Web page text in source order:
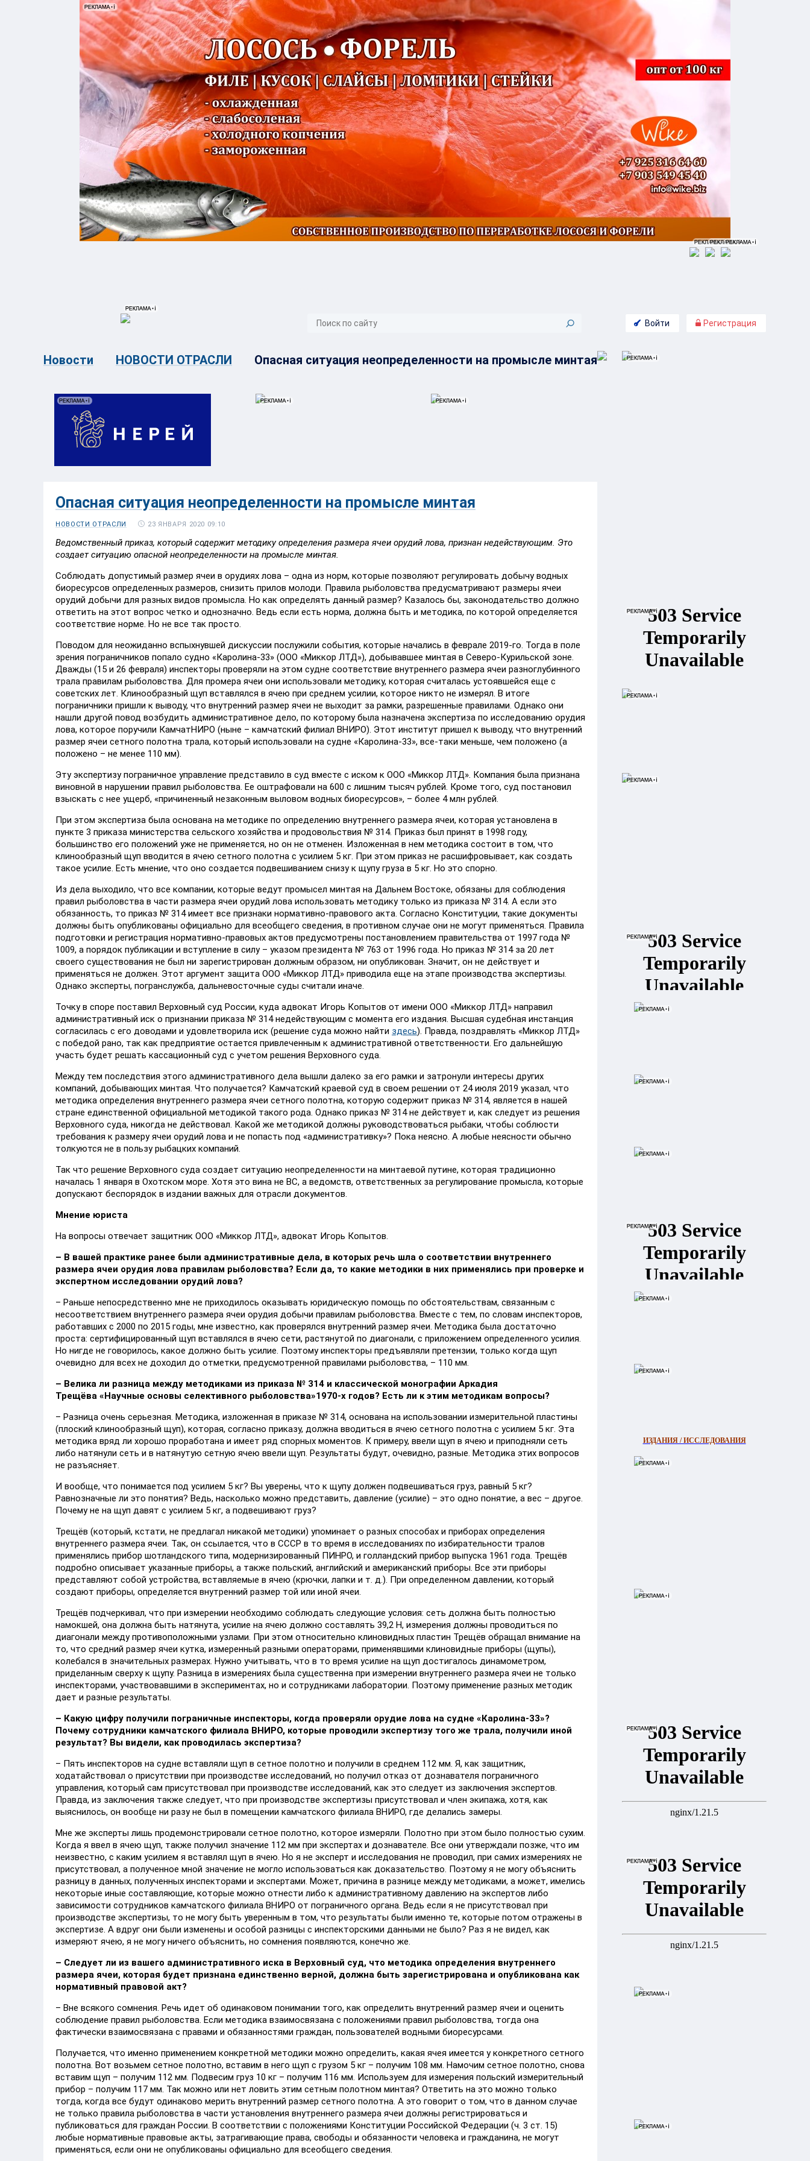
Войти Регистрация
Новости НОВОСТИ ОТРАСЛИ Опасная ситуация неопределенности на промысле минтая
Опасная ситуация неопределенности на промысле минтая
НОВОСТИ ОТРАСЛИ 23 ЯНВАРЯ 2020 09:10
Ведомственный приказ, который содержит методику определения размера ячеи орудий лова, признан недействующим. Это
создает ситуацию опасной неопределенности на промысле минтая.
Соблюдать допустимый размер ячеи в орудиях лова – одна из норм, которые позволяют регулировать добычу водных
биоресурсов определенных размеров, снизить прилов молоди. Правила рыболовства предусматривают размеры ячеи
орудий добычи для разных видов промысла. Но как определять данный размер? Казалось бы, законодательство должно
ответить на этот вопрос четко и однозначно. Ведь если есть норма, должна быть и методика, по которой определяется
соответствие норме. Но не все так просто.
Поводом для неожиданно вспыхнувшей дискуссии послужили события, которые начались в феврале 2019-го. Тогда в поле
зрения пограничников попало судно «Каролина-33» (ООО «Миккор ЛТД»), добывавшее минтая в Северо-Курильской зоне.
Дважды (15 и 26 февраля) инспекторы проверяли на этом судне соответствие внутреннего размера ячеи разноглубинного
трала правилам рыболовства. Для промера ячеи они использовали методику, которая считалась устоявшейся еще с
советских лет. Клинообразный щуп вставлялся в ячею при среднем усилии, которое никто не измерял. В итоге
пограничники пришли к выводу, что внутренний размер ячеи не выходит за рамки, разрешенные правилами. Однако они
нашли другой повод возбудить административное дело, по которому была назначена экспертиза по исследованию орудия
лова, которое поручили КамчатНИРО (ныне – камчатский филиал ВНИРО). Этот институт пришел к выводу, что внутренний
размер ячеи сетного полотна трала, который использовали на судне «Каролина-33», все-таки меньше, чем положено (а
положено – не менее 110 мм).
Эту экспертизу пограничное управление представило в суд вместе с иском к ООО «Миккор ЛТД». Компания была признана
виновной в нарушении правил рыболовства. Ее оштрафовали на 600 с лишним тысяч рублей. Кроме того, суд постановил
взыскать с нее ущерб, «причиненный незаконным выловом водных биоресурсов», – более 4 млн рублей.
При этом экспертиза была основана на методике по определению внутреннего размера ячеи, которая установлена в
пункте 3 приказа министерства сельского хозяйства и продовольствия № 314. Приказ был принят в 1998 году,
большинство его положений уже не применяется, но он не отменен. Изложенная в нем методика состоит в том, что
клинообразный щуп вводится в ячею сетного полотна с усилием 5 кг. При этом приказ не расшифровывает, как создать
такое усилие. Есть мнение, что оно создается подвешиванием снизу к щупу груза в 5 кг. Но это спорно.
Из дела выходило, что все компании, которые ведут промысел минтая на Дальнем Востоке, обязаны для соблюдения
правил рыболовства в части размера ячеи орудий лова использовать методику только из приказа № 314. А если это
обязанность, то приказ № 314 имеет все признаки нормативно-правового акта. Согласно Конституции, такие документы
должны быть опубликованы официально для всеобщего сведения, в противном случае они не могут применяться. Правила
подготовки и регистрация нормативно-правовых актов предусмотрены постановлением правительства от 1997 года №
1009, а порядок публикации и вступление в силу – указом президента № 763 от 1996 года. Но приказ № 314 за 20 лет
своего существования не был ни зарегистрирован должным образом, ни опубликован. Значит, он не действует и
применяться не должен. Этот аргумент защита ООО «Миккор ЛТД» приводила еще на этапе производства экспертизы.
Однако эксперты, погранслужба, дальневосточные суды считали иначе.
Точку в споре поставил Верховный суд России, куда адвокат Игорь Копытов от имени ООО «Миккор ЛТД» направил
административный иск о признании приказа № 314 недействующим с момента его издания. Высшая судебная инстанция
согласилась с его доводами и удовлетворила иск (решение суда можно найти здесь). Правда, поздравлять «Миккор ЛТД»
с победой рано, так как предприятие остается привлеченным к административной ответственности. Его дальнейшую
участь будет решать кассационный суд с учетом решения Верховного суда.
Между тем последствия этого административного дела вышли далеко за его рамки и затронули интересы других
компаний, добывающих минтая. Что получается? Камчатский краевой суд в своем решении от 24 июля 2019 указал, что
методика определения внутреннего размера ячеи сетного полотна, которую содержит приказ № 314, является в нашей
стране единственной официальной методикой такого рода. Однако приказ № 314 не действует и, как следует из решения
Верховного суда, никогда не действовал. Какой же методикой должны руководствоваться рыбаки, чтобы соблюсти
требования к размеру ячеи орудий лова и не попасть под «административку»? Пока неясно. А любые неясности обычно
толкуются не в пользу рыбацких компаний.
Так что решение Верховного суда создает ситуацию неопределенности на минтаевой путине, которая традиционно
началась 1 января в Охотском море. Хотя это вина не ВС, а ведомств, ответственных за регулирование промысла, которые
допускают беспорядок в издании важных для отрасли документов.
Мнение юриста
На вопросы отвечает защитник ООО «Миккор ЛТД», адвокат Игорь Копытов.
– В вашей практике ранее были административные дела, в которых речь шла о соответствии внутреннего
размера ячеи орудия лова правилам рыболовства? Если да, то какие методики в них применялись при проверке и
экспертном исследовании орудий лова?
– Раньше непосредственно мне не приходилось оказывать юридическую помощь по обстоятельствам, связанным с
несоответствием внутреннего размера ячеи орудия добычи правилам рыболовства. Вместе с тем, по словам инспекторов,
работавших с 2000 по 2015 годы, мне известно, как проверялся внутренний размер ячеи. Методика была достаточно
проста: сертифицированный щуп вставлялся в ячею сети, растянутой по диагонали, с приложением определенного усилия.
Но нигде не говорилось, какое должно быть усилие. Поэтому инспекторы предъявляли претензии, только когда щуп
очевидно для всех не доходил до отметки, предусмотренной правилами рыболовства, – 110 мм.
– Велика ли разница между методиками из приказа № 314 и классической монографии Аркадия
Трещёва «Научные основы селективного рыболовства»1970-х годов? Есть ли к этим методикам вопросы?
– Разница очень серьезная. Методика, изложенная в приказе № 314, основана на использовании измерительной пластины
(плоский клинообразный щуп), которая, согласно приказу, должна вводиться в ячею сетного полотна с усилием 5 кг. Эта
методика вряд ли хорошо проработана и имеет ряд спорных моментов. К примеру, ввели щуп в ячею и приподняли сеть
либо натянули сеть и в натянутую сетную ячею ввели щуп. Результаты будут, очевидно, разные. Методика этих вопросов
не разъясняет.
И вообще, что понимается под усилием 5 кг? Вы уверены, что к щупу должен подвешиваться груз, равный 5 кг?
Равнозначные ли это понятия? Ведь, насколько можно представить, давление (усилие) – это одно понятие, а вес – другое.
Почему не на щуп давят с усилием 5 кг, а подвешивают груз?
Трещёв (который, кстати, не предлагал никакой методики) упоминает о разных способах и приборах определения
внутреннего размера ячеи. Так, он ссылается, что в СССР в то время в исследованиях по избирательности тралов
применялись прибор шотландского типа, модернизированный ПИНРО, и голландский прибор выпуска 1961 года. Трещёв
подробно описывает указанные приборы, а также польский, английский и американский приборы. Все эти приборы
представляют собой устройства, вставляемые в ячею (крючки, лапки и т. д.). При определенном давлении, который
создают приборы, определяется внутренний размер той или иной ячеи.
Трещёв подчеркивал, что при измерении необходимо соблюдать следующие условия: сеть должна быть полностью
намокшей, она должна быть натянута, усилие на ячею должно составлять 39,2 Н, измерения должны проводиться по
диагонали между противоположными узлами. При этом относительно клиновидных пластин Трещёв обращал внимание на
то, что средний размер ячеи кутка, измеренный разными операторами, применявшими клиновидные приборы (щупы),
колебался в значительных размерах. Нужно учитывать, что в то время усилие на щуп достигалось динамометром,
приделанным сверху к щупу. Разница в измерениях была существенна при измерении внутреннего размера ячеи не только
инспекторами, участвовавшими в экспериментах, но и сотрудниками лаборатории. Поэтому применение разных методик
дает и разные результаты.
– Какую цифру получили пограничные инспекторы, когда проверяли орудие лова на судне «Каролина-33»?
Почему сотрудники камчатского филиала ВНИРО, которые проводили экспертизу того же трала, получили иной
результат? Вы видели, как проводилась экспертиза?
– Пять инспекторов на судне вставляли щуп в сетное полотно и получили в среднем 112 мм. Я, как защитник,
ходатайствовал о присутствии при производстве исследований, но получил отказ от дознавателя пограничного
управления, который сам присутствовал при производстве исследований, как это следует из заключения экспертов.
Правда, из заключения также следует, что при производстве экспертизы присутствовал и член экипажа, хотя, как
выяснилось, он вообще ни разу не был в помещении камчатского филиала ВНИРО, где делались замеры.
Мне же эксперты лишь продемонстрировали сетное полотно, которое измеряли. Полотно при этом было полностью сухим.
Когда я ввел в ячею щуп, также получил значение 112 мм при экспертах и дознавателе. Все они утверждали позже, что им
неизвестно, с каким усилием я вставлял щуп в ячею. Но я не эксперт и исследования не проводил, при самих измерениях не
присутствовал, а полученное мной значение не могло использоваться как доказательство. Поэтому я не могу объяснить
разницу в данных, полученных инспекторами и экспертами. Может, причина в разнице между методиками, а может, имелись
некоторые иные составляющие, которые можно отнести либо к административному давлению на экспертов либо
зависимости сотрудников камчатского филиала ВНИРО от пограничного органа. Ведь если я не присутствовал при
производстве экспертизы, то не могу быть уверенным в том, что результаты были именно те, которые потом отражены в
экспертизе. А вдруг они были изменены и особой разницы с инспекторскими данными не было? Раз я не видел, как
измеряют ячею, я не могу ничего объяснить, но сомнения появляются, конечно же.
– Следует ли из вашего административного иска в Верховный суд, что методика определения внутреннего
размера ячеи, которая будет признана единственно верной, должна быть зарегистрирована и опубликована как
нормативный правовой акт?
– Вне всякого сомнения. Речь идет об одинаковом понимании того, как определить внутренний размер ячеи и оценить
соблюдение правил рыболовства. Если методика взаимосвязана с положениями правил рыболовства, тогда она
фактически взаимосвязана с правами и обязанностями граждан, пользователей водными биоресурсами.
Получается, что именно применением конкретной методики можно определить, какая ячея имеется у конкретного сетного
полотна. Вот возьмем сетное полотно, вставим в него щуп с грузом 5 кг – получим 108 мм. Намочим сетное полотно, снова
вставим щуп – получим 112 мм. Подвесим груз 10 кг – получим 116 мм. Используем для измерения польский измерительный
прибор – получим 117 мм. Так можно или нет ловить этим сетным полотном минтая? Ответить на это можно только
тогда, когда все будут одинаково мерить внутренний размер сетного полотна. А это говорит о том, что в данном случае
не только правила рыболовства в части установления внутреннего размера ячеи должны регистрироваться и
публиковаться для граждан России. В соответствии с положениями Конституции Российской Федерации (ч. 3 ст. 15)
любые нормативные правовые акты, затрагивающие права, свободы и обязанности человека и гражданина, не могут
применяться, если они не опубликованы официально для всеобщего сведения.
ИЗДАНИЯ / ИССЛЕДОВАНИЯ